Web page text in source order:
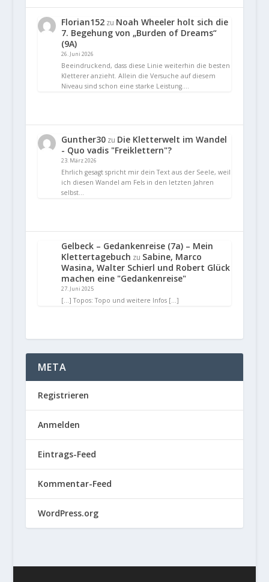
Florian152zu Noah Wheeler holt sich die
7. Begehung von „Burden of Dreams“
(9A)
26. Juni 2026
Beeindruckend, dass diese Linie weiterhin die besten
Kletterer anzieht. Allein die Versuche auf diesem
Niveau sind schon eine starke Leistung.…
Gunther30zu Die Kletterwelt im Wandel
- Quo vadis "Freiklettern"?
23. März 2026
Ehrlich gesagt spricht mir dein Text aus der Seele, weil
ich diesen Wandel am Fels in den letzten Jahren
selbst…
Gelbeck – Gedankenreise (7a) – Mein
Klettertagebuch zu Sabine, Marco
Wasina, Walter Schierl und Robert Glück
machen eine "Gedankenreise"
27. Juni 2025
[…] Topos: Topo und weitere Infos […]
META
Registrieren
Anmelden
Eintrags-Feed
Kommentar-Feed
WordPress.org